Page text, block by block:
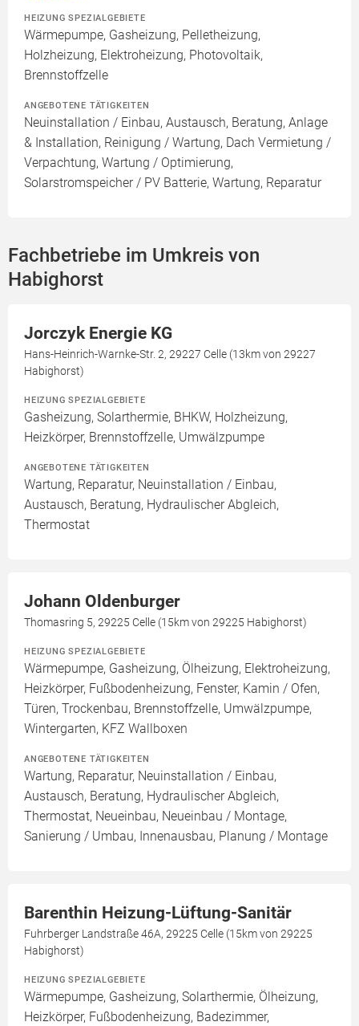
HEIZUNG SPEZIALGEBIETE
Wärmepumpe, Gasheizung, Pelletheizung,
Holzheizung, Elektroheizung, Photovoltaik,
Brennstoffzelle
ANGEBOTENE TÄTIGKEITEN
Neuinstallation / Einbau, Austausch, Beratung, Anlage
& Installation, Reinigung / Wartung, Dach Vermietung /
Verpachtung, Wartung / Optimierung,
Solarstromspeicher / PV Batterie, Wartung, Reparatur
Fachbetriebe im Umkreis von
Habighorst
Jorczyk Energie KG
Hans-Heinrich-Warnke-Str. 2, 29227 Celle (13km von 29227
Habighorst)
HEIZUNG SPEZIALGEBIETE
Gasheizung, Solarthermie, BHKW, Holzheizung,
Heizkörper, Brennstoffzelle, Umwälzpumpe
ANGEBOTENE TÄTIGKEITEN
Wartung, Reparatur, Neuinstallation / Einbau,
Austausch, Beratung, Hydraulischer Abgleich,
Thermostat
Johann Oldenburger
Thomasring 5, 29225 Celle (15km von 29225 Habighorst)
HEIZUNG SPEZIALGEBIETE
Wärmepumpe, Gasheizung, Ölheizung, Elektroheizung,
Heizkörper, Fußbodenheizung, Fenster, Kamin / Ofen,
Türen, Trockenbau, Brennstoffzelle, Umwälzpumpe,
Wintergarten, KFZ Wallboxen
ANGEBOTENE TÄTIGKEITEN
Wartung, Reparatur, Neuinstallation / Einbau,
Austausch, Beratung, Hydraulischer Abgleich,
Thermostat, Neueinbau, Neueinbau / Montage,
Sanierung / Umbau, Innenausbau, Planung / Montage
Barenthin Heizung-Lüftung-Sanitär
Fuhrberger Landstraße 46A, 29225 Celle (15km von 29225
Habighorst)
HEIZUNG SPEZIALGEBIETE
Wärmepumpe, Gasheizung, Solarthermie, Ölheizung,
Heizkörper, Fußbodenheizung, Badezimmer,